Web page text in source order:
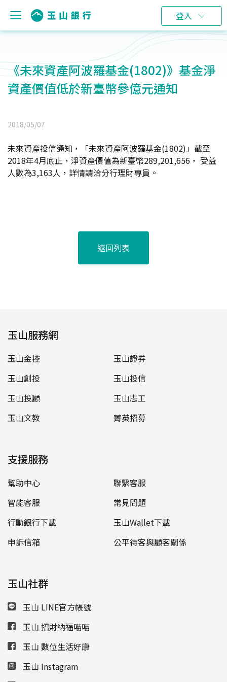
登入
《未來資產阿波羅基金(1802)》基金淨
資產價值低於新臺幣參億元通知
2018/05/07
未來資產投信通知，「未來資產阿波羅基金(1802)」截至
2018年4月底止，淨資產價值為新臺幣289,201,656， 受益
人數為3,163人，詳情請洽分行理財專員。
返回列表
玉山服務網
玉山金控
玉山證券
玉山創投
玉山投信
玉山投顧
玉山志工
玉山文教
菁英招募
支援服務
幫助中心
聯繫客服
智能客服
常見問題
行動銀行下載
玉山Wallet下載
申訴信箱
公平待客與顧客關係
玉山社群
玉山 LINE官方帳號
玉山 招財納福喵喵
玉山 數位生活好康
玉山 Instagram